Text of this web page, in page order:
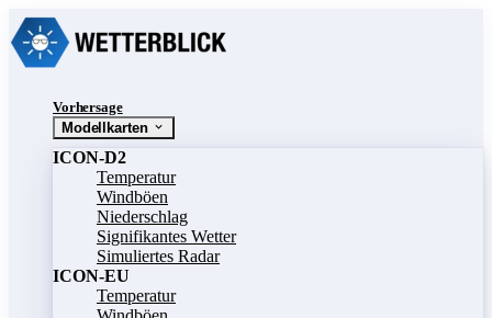
Vorhersage
Modellkarten
ICON-D2
Temperatur
Windböen
Niederschlag
Signifikantes Wetter
Simuliertes Radar
ICON-EU
Temperatur